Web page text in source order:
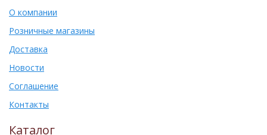
О компании
Розничные магазины
Доставка
Новости
Соглашение
Контакты
Каталог